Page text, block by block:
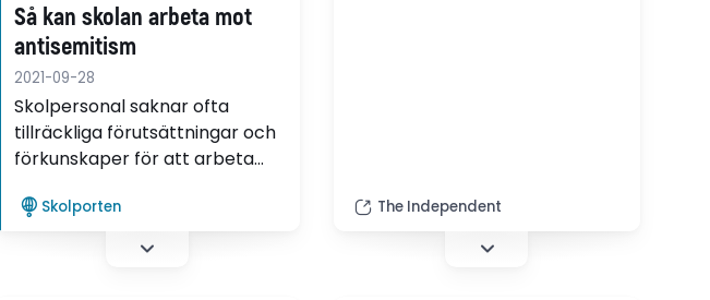
Så kan skolan arbeta mot
antisemitism
2021-09-28
Skolpersonal saknar ofta
tillräckliga förutsättningar och
förkunskaper för att arbeta
rapport om rasism och
antisemitism i Malmös skolor
Skolporten The Independent